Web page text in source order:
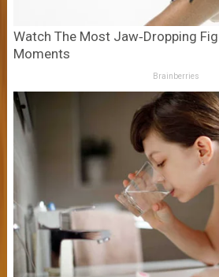
Watch The Most Jaw‑Dropping
Moments
Brainberries